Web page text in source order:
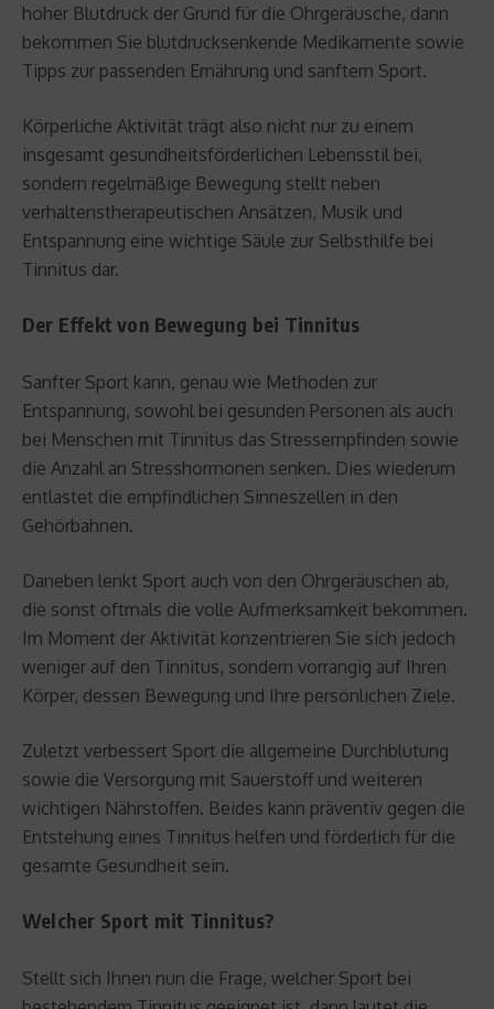
hoher Blutdruck der Grund für die Ohrgeräusche, dann
bekommen Sie blutdrucksenkende Medikamente sowie
Tipps zur passenden Ernährung und sanftem Sport.
Körperliche Aktivität trägt also nicht nur zu einem
insgesamt gesundheitsförderlichen Lebensstil bei,
sondern regelmäßige Bewegung stellt neben
verhaltenstherapeutischen Ansätzen, Musik und
Entspannung eine wichtige Säule zur Selbsthilfe bei
Tinnitus dar.
Der Effekt von Bewegung bei Tinnitus
Sanfter Sport kann, genau wie Methoden zur
Entspannung, sowohl bei gesunden Personen als auch
bei Menschen mit Tinnitus das Stressempfinden sowie
die Anzahl an Stresshormonen senken. Dies wiederum
entlastet die empfindlichen Sinneszellen in den
Gehörbahnen.
Daneben lenkt Sport auch von den Ohrgeräuschen ab,
die sonst oftmals die volle Aufmerksamkeit bekommen.
Im Moment der Aktivität konzentrieren Sie sich jedoch
weniger auf den Tinnitus, sondern vorrangig auf Ihren
Körper, dessen Bewegung und Ihre persönlichen Ziele.
Zuletzt verbessert Sport die allgemeine Durchblutung
sowie die Versorgung mit Sauerstoff und weiteren
wichtigen Nährstoffen. Beides kann präventiv gegen die
Entstehung eines Tinnitus helfen und förderlich für die
gesamte Gesundheit sein.
Welcher Sport mit Tinnitus?
Stellt sich Ihnen nun die Frage, welcher Sport bei